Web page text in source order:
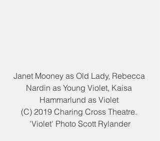
Janet Mooney as Old Lady, Rebecca
Nardin as Young Violet, Kaisa
Hammarlund as Violet
(C) 2019 Charing Cross Theatre.
'Violet' Photo Scott Rylander